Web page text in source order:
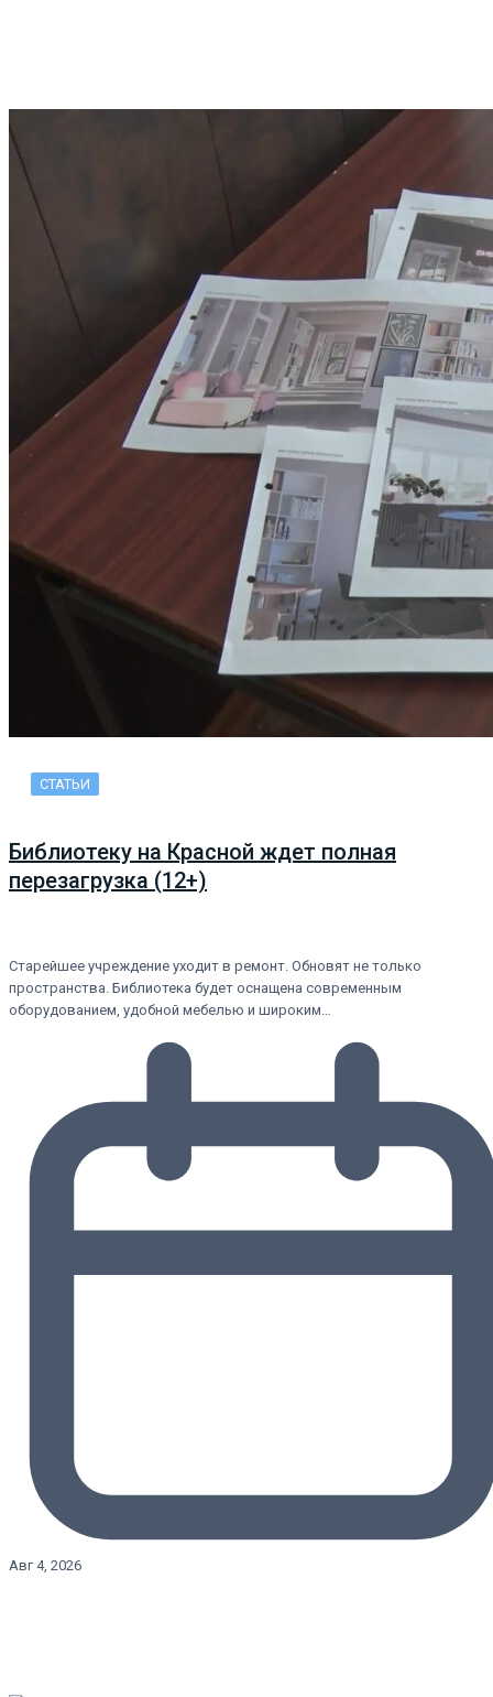
СТАТЬИ
Библиотеку на Красной ждет полная
перезагрузка (12+)
Старейшее учреждение уходит в ремонт. Обновят не только
пространства. Библиотека будет оснащена современным
оборудованием, удобной мебелью и широким…
Авг 4, 2026